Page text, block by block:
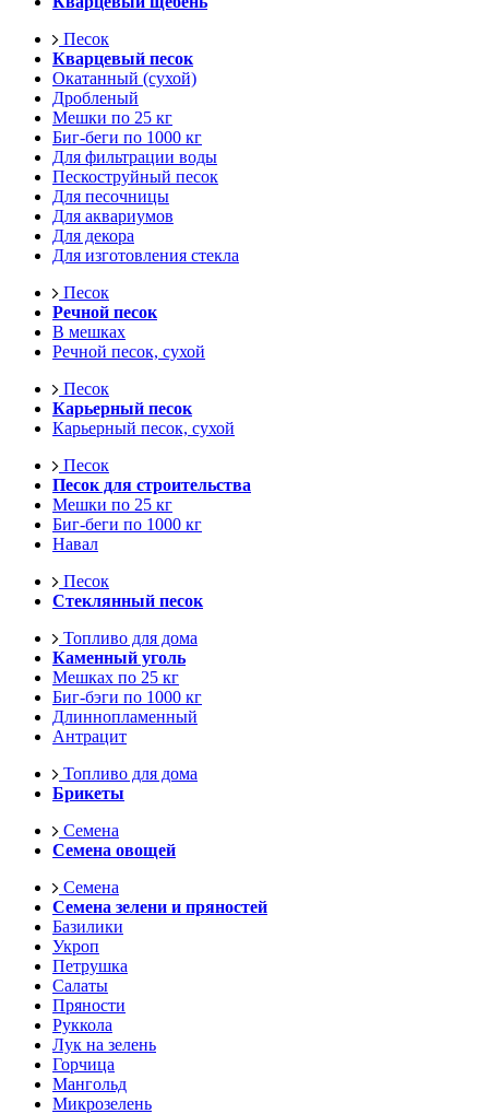
Песок
Кварцевый песок
Окатанный (сухой)
Дробленый
Мешки по 25 кг
Биг-беги по 1000 кг
Для фильтрации воды
Пескоструйный песок
Для песочницы
Для аквариумов
Для декора
Для изготовления стекла
Песок
Речной песок
В мешках
Речной песок, сухой
Песок
Карьерный песок
Карьерный песок, сухой
Песок
Песок для строительства
Мешки по 25 кг
Биг-беги по 1000 кг
Навал
Песок
Стеклянный песок
Топливо для дома
Каменный уголь
Мешках по 25 кг
Биг-бэги по 1000 кг
Длиннопламенный
Антрацит
Топливо для дома
Брикеты
Семена
Семена овощей
Семена
Семена зелени и пряностей
Базилики
Укроп
Петрушка
Салаты
Пряности
Руккола
Лук на зелень
Горчица
Мангольд
Микрозелень